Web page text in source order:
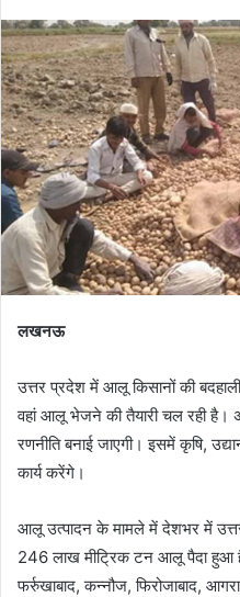
लखनऊ
उत्तर प्रदेश में आलू किसानों की
वहां आलू भेजने की तैयारी चल रही
रणनीति बनाई जाएगी। इसमें कृषि,
कार्य करेंगे।
आलू उत्पादन के मामले में देशभर में
246 लाख मीट्रिक टन आलू पैदा
फर्रुखाबाद, कन्नौज, फिरोजाबाद,